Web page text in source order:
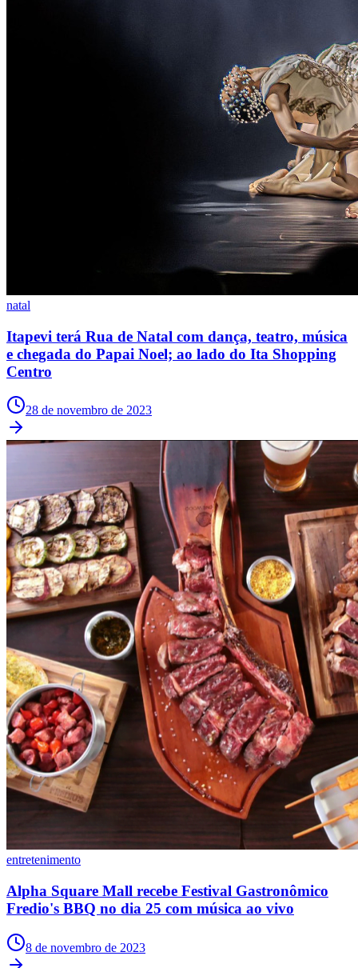
Santos
natal
Itapevi terá Rua de Natal com dança, teatro, música
e chegada do Papai Noel; ao lado do Ita Shopping
Centro
28 de novembro de 2023
entretenimento
Alpha Square Mall recebe Festival Gastronômico
Fredio's BBQ no dia 25 com música ao vivo
8 de novembro de 2023